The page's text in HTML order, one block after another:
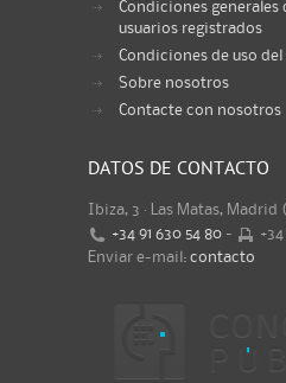
Condiciones
usuarios registrados
Condiciones de uso
Sobre nosotros
Contacte con nosotros
DATOS DE CONTACTO
Ibiza, 3 · Las Matas, Madrid
+34 91 630 54 80 -
Enviar e-mail: contacto